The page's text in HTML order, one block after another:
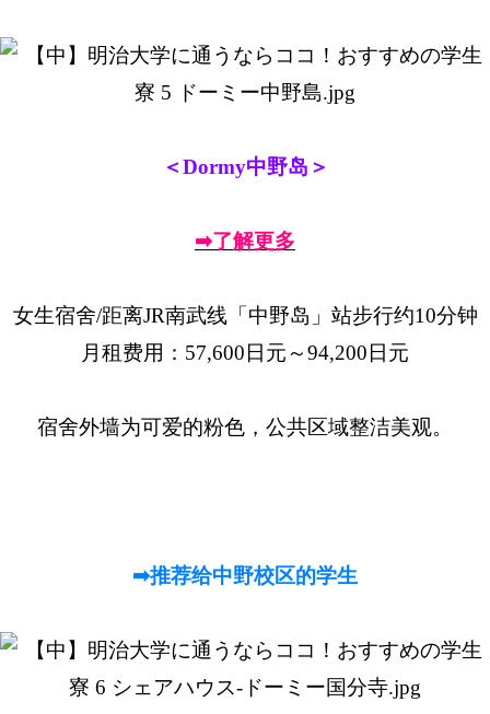
＜Dormy中野岛＞
➡了解更多
女生宿舍/距离JR南武线「中野岛」站步行约10分钟
月租费用：57,600日元～94,200日元
宿舍外墙为可爱的粉色，公共区域整洁美观。
➡推荐给中野校区的学生